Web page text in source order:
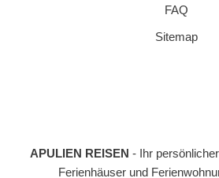
FAQ
Sitemap
APULIEN REISEN - Ihr
Ferienhäuser und